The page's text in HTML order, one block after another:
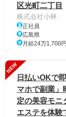
区光町二丁目
株式会社小林
正社員
広島県
月給24万1,700
NEW
日払いOKで
マホで副業」
定の美容モニ
エステを体験